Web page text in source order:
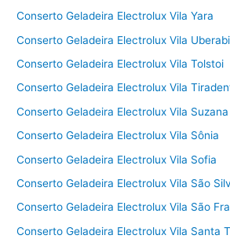
Conserto Geladeira Electrolux Vila Yara
Conserto Geladeira Electrolux Vila
Conserto Geladeira Electrolux Vila Tolstoi
Conserto Geladeira Electrolux Vila
Conserto Geladeira Electrolux Vila Suzana
Conserto Geladeira Electrolux Vila Sônia
Conserto Geladeira Electrolux Vila Sofia
Conserto Geladeira Electrolux Vila São
Conserto Geladeira Electrolux Vila São
Conserto Geladeira Electrolux Vila Santa